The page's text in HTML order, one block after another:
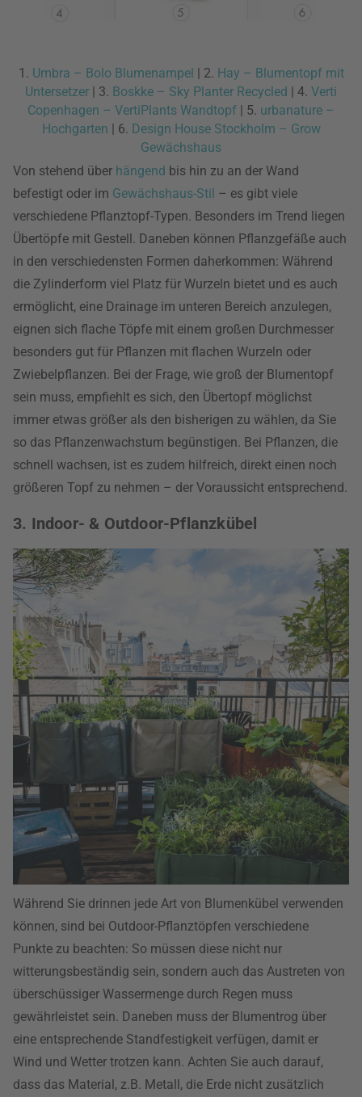
1. Umbra – Bolo Blumenampel | 2. Hay – Blumentopf mit
Untersetzer | 3. Boskke – Sky Planter Recycled | 4. Verti
Copenhagen – VertiPlants Wandtopf | 5. urbanature –
Hochgarten | 6. Design House Stockholm – Grow
Gewächshaus
Von stehend über hängend bis hin zu an der Wand
befestigt oder im Gewächshaus-Stil – es gibt viele
verschiedene Pflanztopf-Typen. Besonders im Trend liegen
Übertöpfe mit Gestell. Daneben können Pflanzgefäße auch
in den verschiedensten Formen daherkommen: Während
die Zylinderform viel Platz für Wurzeln bietet und es auch
ermöglicht, eine Drainage im unteren Bereich anzulegen,
eignen sich flache Töpfe mit einem großen Durchmesser
besonders gut für Pflanzen mit flachen Wurzeln oder
Zwiebelpflanzen. Bei der Frage, wie groß der Blumentopf
sein muss, empfiehlt es sich, den Übertopf möglichst
immer etwas größer als den bisherigen zu wählen, da Sie
so das Pflanzenwachstum begünstigen. Bei Pflanzen, die
schnell wachsen, ist es zudem hilfreich, direkt einen noch
größeren Topf zu nehmen – der Voraussicht entsprechend.
3. Indoor- & Outdoor-Pflanzkübel
Während Sie drinnen jede Art von Blumenkübel verwenden
können, sind bei Outdoor-Pflanztöpfen verschiedene
Punkte zu beachten: So müssen diese nicht nur
witterungsbeständig sein, sondern auch das Austreten von
überschüssiger Wassermenge durch Regen muss
gewährleistet sein. Daneben muss der Blumentrog über
eine entsprechende Standfestigkeit verfügen, damit er
Wind und Wetter trotzen kann. Achten Sie auch darauf,
dass das Material, z.B. Metall, die Erde nicht zusätzlich